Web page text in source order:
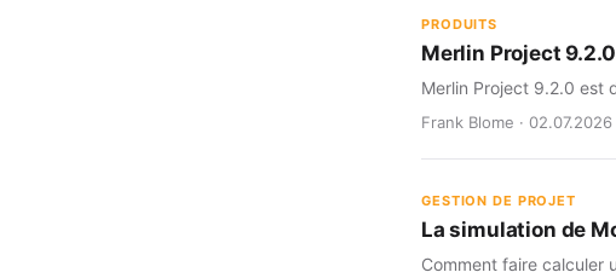
PRODUITS
Merlin Project
Merlin Project 9.2.0 est
Frank Blome ·
GESTION DE PROJET
La simulation de
Comment faire calculer